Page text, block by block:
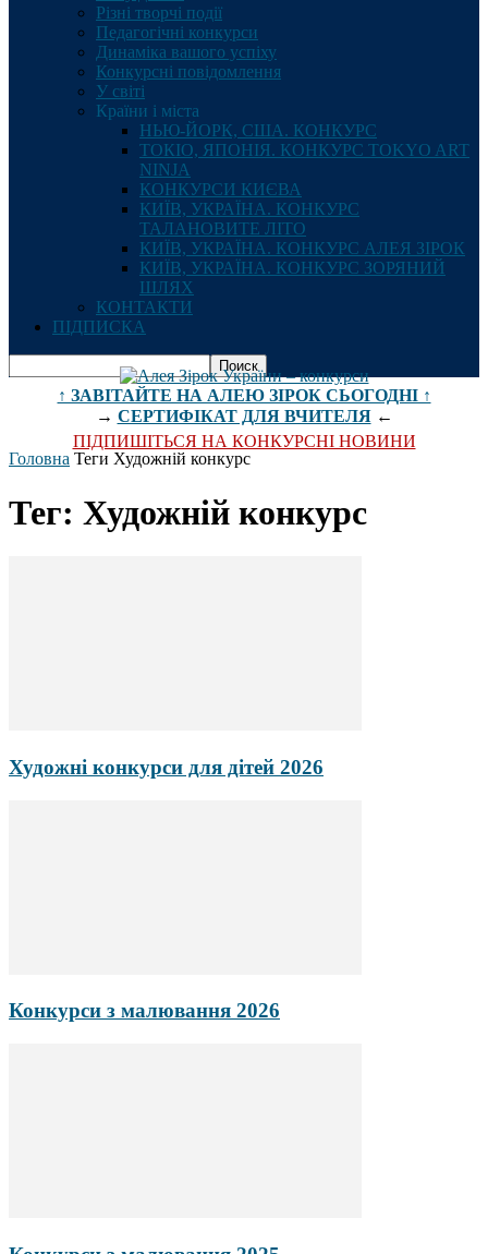
Різні творчі події
Педагогічні конкурси
Динаміка вашого успіху
Конкурсні повідомлення
У світі
Країни і міста
НЬЮ-ЙОРК, США. КОНКУРС
ТОКІО, ЯПОНІЯ. КОНКУРС TOKYO ART
NINJA
КОНКУРСИ КИЄВА
КИЇВ, УКРАЇНА. КОНКУРС
ТАЛАНОВИТЕ ЛІТО
КИЇВ, УКРАЇНА. КОНКУРС АЛЕЯ ЗІРОК
КИЇВ, УКРАЇНА. КОНКУРС ЗОРЯНИЙ
ШЛЯХ
КОНТАКТИ
ПІДПИСКА
↑ ЗАВІТАЙТЕ НА АЛЕЮ ЗІРОК СЬОГОДНІ ↑
→ СЕРТИФІКАТ ДЛЯ ВЧИТЕЛЯ←
ПІДПИШІТЬСЯ НА КОНКУРСНІ НОВИНИ
Головна Теги Художній конкурс
Тег: Художній конкурс
Художні конкурси для дітей 2026
Конкурси з малювання 2026